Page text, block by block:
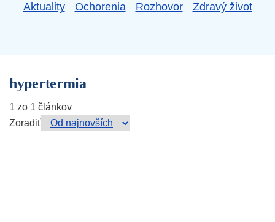
Aktuality Ochorenia Rozhovor Zdravý život
hypertermia
1 zo 1 článkov
Zoradiť